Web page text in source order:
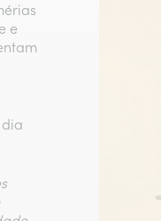
e